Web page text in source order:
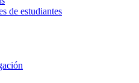
de estudiantes